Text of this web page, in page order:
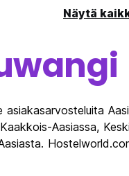
Näytä
asiakasarvosteluita
Aasiassa,